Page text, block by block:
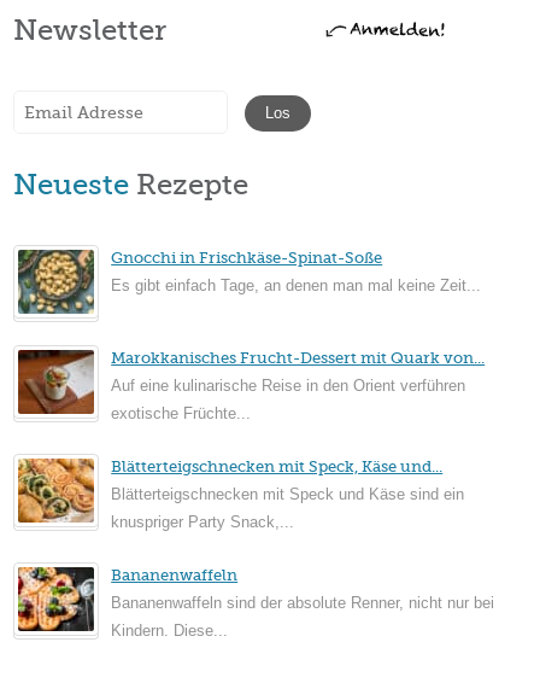
Newsletter
Neueste Rezepte
Gnocchi in Frischkäse-Spinat-Soße
Es gibt einfach Tage, an denen man mal keine Zeit...
Marokkanisches Frucht-Dessert mit Quark von...
Auf eine kulinarische Reise in den Orient verführen
exotische Früchte...
Blätterteigschnecken mit Speck, Käse und...
Blätterteigschnecken mit Speck und Käse sind ein
knuspriger Party Snack,...
Bananenwaffeln
Bananenwaffeln sind der absolute Renner, nicht nur bei
Kindern. Diese...